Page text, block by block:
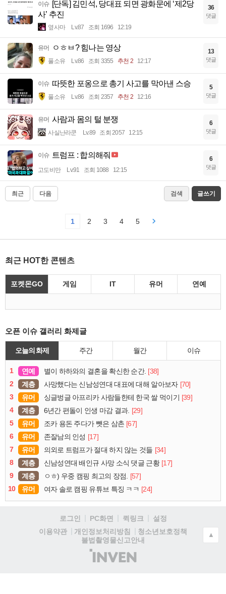
이슈 [단독] 김민석, 당대표 되면 광화문에 ‘제2당
사’ 추진
옆사마 Lv.87 조회 1696 12:19
36
댓글
유머 ㅇㅎㅂ? 힘나는 영상
풀소유 Lv.86 조회 3355 추천 2 12:17
13
댓글
이슈 따뜻한 포옹으로 총기 사고를 막아낸 스승
풀소유 Lv.86 조회 2357 추천 2 12:16
5
댓글
유머 사람과 몸의 털 분쟁
사실난라쿤 Lv.89 조회 2057 12:15
6
댓글
이슈 트럼프 : 합의해줘
고도비만 Lv.91 조회 1088 12:15
6
댓글
최근 다음 검색 글쓰기
1 2 3 4 5
최근 HOT한 콘텐츠
포켓몬GO 게임 IT 유머 연예
오픈 이슈 갤러리 화제글
오늘의 화제 주간 월간 이슈
1 연예 별이 하하와의 결혼을 확신한 순간. [38]
2
계층 사망했다는 신남성연대 대표에 대해 알아보자 [70]
3
유머 싱글벙글 아프리카 사람들한테 한국 쌀 먹이기
[39]
4
계층 6년간 편돌이 인생 마감 결과. [29]
5
유머 조카 용돈 주다가 뺏은 삼촌 [67]
6
유머 존잘남의 인성 [17]
7
유머 의외로 트럼프가 절대 하지 않는 것들 [34]
8
계층 신남성연대 배인규 사망 소식 댓글 근황 [17]
9
계층 ㅇㅎ) 우중 캠핑 최고의 장점. [57]
10
유머 여자 솔로 캠핑 유튜브 특징 ㅋㅋ [24]
로그인 PC화면 퀵링크
설정
이용약관
개인정보처리방침
청소년보호정책
불법촬영물신고안내
(주)
인
▲